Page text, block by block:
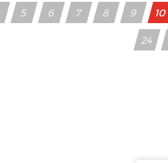
5 6 7 8 9 10
24